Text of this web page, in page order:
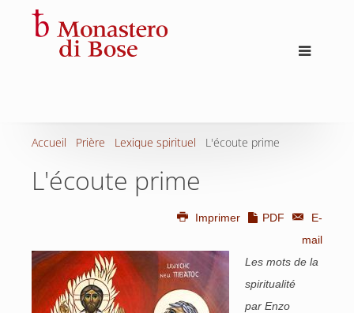
Accueil Prière Lexique spirituel L'écoute prime
L'écoute prime
Imprimer PDF
E-
mail
Les mots de la
spiritualité
par Enzo